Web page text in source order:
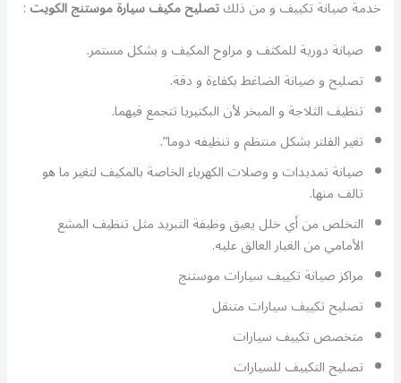
خدمة صيانة تكييف و من ذلكتصليح مكيف سيارة موستنج الكويت:
صيانة دورية للمكثف و مراوح المكيف و بشكل مستمر.
تصليح و صيانة الضاغط بكفاءة و دقة.
تنظيف الثلاجة و المبخر لأن البكتيريا تتجمع فيهما.
تغير الفلتر بشكل منتظم و تنظيفه دوما”.
صيانة تمديدات و وصلات الكهرباء الخاصة بالمكيف لتغير ما هو
تالف منها.
التخلص من أي خلل يعيق وظيفة التبريد مثل تنظيف المشع
الأمامي من الغبار العالق عليه.
مراكز صيانة تكييف سيارات موستنج
تصليح تكييف سيارات متنقل
متخصص تكييف سيارات
تصليح التكييف للسيارات